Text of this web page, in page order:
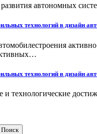
автономных
технологий в дизайн
технологий в дизайн
технологические
Поиск